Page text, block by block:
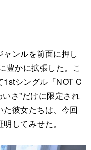
ャンルを前面に押し
豊かに拡張した。こ
シングル『NOT C
さ”だけに限定され
た彼女たちは、今回
してみせた。